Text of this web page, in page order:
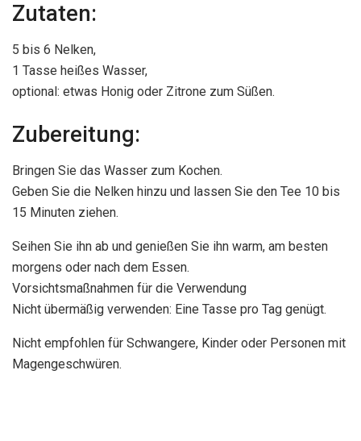
Zutaten:
5 bis 6 Nelken,
1 Tasse heißes Wasser,
optional: etwas Honig oder Zitrone zum Süßen.
Zubereitung:
Bringen Sie das Wasser zum Kochen.
Geben Sie die Nelken hinzu und lassen Sie den Tee 10 bis
15 Minuten ziehen.
Seihen Sie ihn ab und genießen Sie ihn warm, am besten
morgens oder nach dem Essen.
Vorsichtsmaßnahmen für die Verwendung
Nicht übermäßig verwenden: Eine Tasse pro Tag genügt.
Nicht empfohlen für Schwangere, Kinder oder Personen mit
Magengeschwüren.